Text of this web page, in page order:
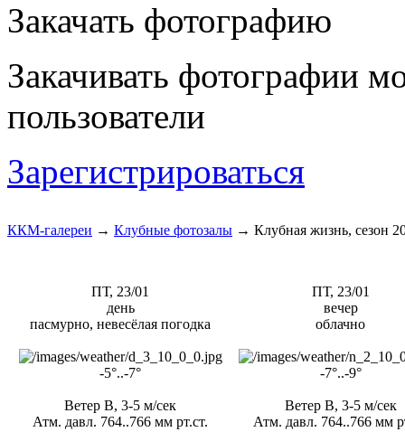
Закачать фотографию
Закачивать фотографии
пользователи
Зарегистрироваться
ККМ-галереи → Клубные фотозалы → Клубная жизнь, сезон
ПТ, 23/01
день
пасмурно, невесёлая погодка
-5°..-7°
Ветер В, 3-5 м/сек
Атм. давл. 764..766 мм рт.ст.
ПТ, 23/01
вечер
облачно
-7°..-9°
Ветер В, 3-5 м/сек
Атм. давл. 764..766 мм